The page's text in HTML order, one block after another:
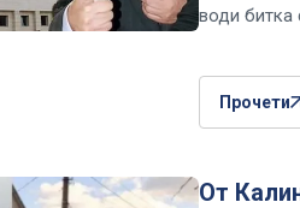
води битка
Прочети
От